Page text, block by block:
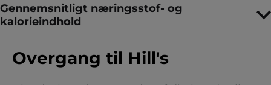
Gennemsnitligt næringsstof- og
kalorieindhold
Overgang til Hill's